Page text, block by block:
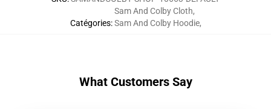
Catégories:
Sam And Colby Cloth,
Sam And Colby Hoodie,
What Customers Say